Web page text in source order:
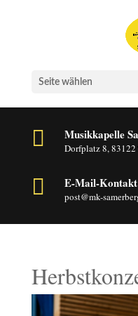
Seite wählen
 Musikkapelle
Dorfplatz 8, 83122
 E-Mail-Kontakt
post@mk-